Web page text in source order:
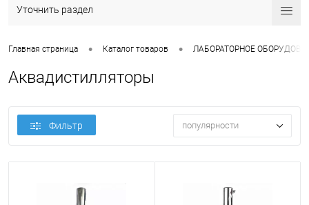
Уточнить раздел
Главная страница • Каталог товаров • ЛАБОРАТОРНОЕ
Аквадистилляторы
Фильтр популярности